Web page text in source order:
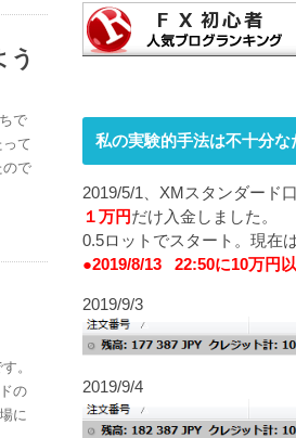
う
で
て
ので
。
の
に
私の実験的手法は不十分な
2019/5/1、XMスタンダード
１万円だけ入金しました。
0.5ロットでスタート。現在
●2019/8/13 22:50に10万円以
2019/9/3
2019/9/4